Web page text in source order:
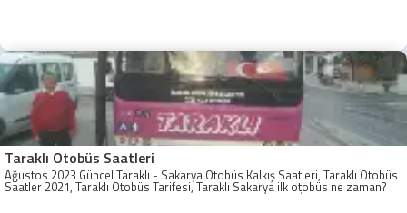
Taraklı Otobüs Saatleri
Ağustos 2023 Güncel Taraklı - Sakarya Otobüs Kalkış Saatleri, Taraklı Otobüs
Saatler 2021, Taraklı Otobüs Tarifesi, Taraklı Sakarya ilk otobüs ne zaman?
Taraklı - Sakarya Son Otobüs Ne zaman? Sakarya Taraklı İlk Otobüs Ne